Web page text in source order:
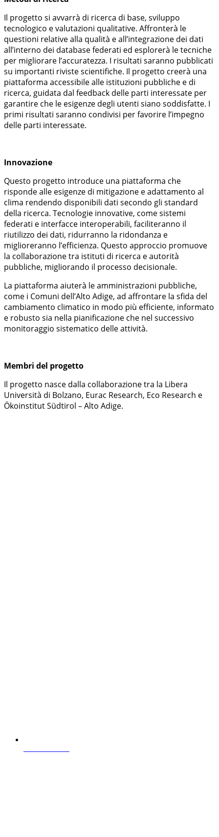
Il progetto si avvarrà di ricerca di base, sviluppo
tecnologico e valutazioni qualitative. Affronterà le
questioni relative alla qualità e all’integrazione dei dati
all’interno dei database federati ed esplorerà le tecniche
per migliorare l’accuratezza. I risultati saranno pubblicati
su importanti riviste scientifiche. Il progetto creerà una
piattaforma accessibile alle istituzioni pubbliche e di
ricerca, guidata dal feedback delle parti interessate per
garantire che le esigenze degli utenti siano soddisfatte. I
primi risultati saranno condivisi per favorire l’impegno
delle parti interessate.
Innovazione
Questo progetto introduce una piattaforma che
risponde alle esigenze di mitigazione e adattamento al
clima rendendo disponibili dati secondo gli standard
della ricerca. Tecnologie innovative, come sistemi
federati e interfacce interoperabili, faciliteranno il
riutilizzo dei dati, ridurranno la ridondanza e
miglioreranno l’efficienza. Questo approccio promuove
la collaborazione tra istituti di ricerca e autorità
pubbliche, migliorando il processo decisionale.
La piattaforma aiuterà le amministrazioni pubbliche,
come i Comuni dell’Alto Adige, ad affrontare la sfida del
cambiamento climatico in modo più efficiente, informato
e robusto sia nella pianificazione che nel successivo
monitoraggio sistematico delle attività.
Membri del progetto
Il progetto nasce dalla collaborazione tra la Libera
Università di Bolzano, Eurac Research, Eco Research e
Ökoinstitut Südtirol – Alto Adige.